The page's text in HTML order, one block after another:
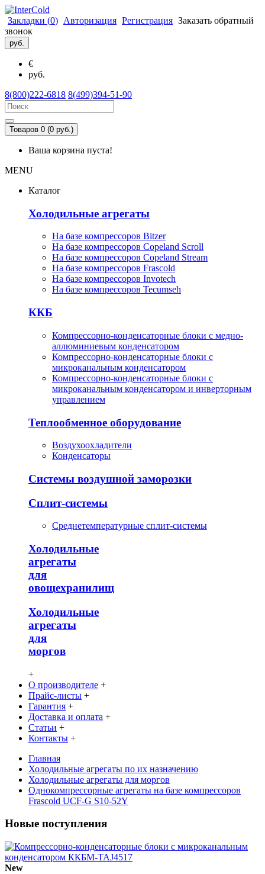
Закладки (0) Авторизация Регистрация Заказать обратный
звонок
руб.
€
руб.
8(800)222-6818 8(499)394-51-90
Товаров 0 (0 руб.)
Ваша корзина пуста!
MENU
Каталог
Холодильные агрегаты
На базе компрессоров Bitzer
На базе компрессоров Copeland Scroll
На базе компрессоров Copeland Stream
На базе компрессоров Frascold
На базе компрессоров Invotech
На базе компрессоров Tecumseh
ККБ
Компрессорно-конденсаторные блоки с медно-
аллюминиевым конденсатором
Компрессорно-конденсаторные блоки с
микроканальным конденсатором
Компрессорно-конденсаторные блоки с
микроканальным конденсатором и инверторным
управлением
Теплообменное оборудование
Воздухоохладители
Конденсаторы
Системы воздушной заморозки
Сплит-системы
Среднетемпературные сплит-системы
Холодильные
агрегаты
для
овощехранилищ
Холодильные
агрегаты
для
моргов
+
О производителе +
Прайс-листы +
Гарантия +
Доставка и оплата +
Статьи +
Контакты +
Главная
Холодильные агрегаты по их назначению
Холодильные агрегаты для моргов
Однокомпрессорные агрегаты на базе компрессоров
Frascold UCF-G S10-52Y
Новые поступления
New